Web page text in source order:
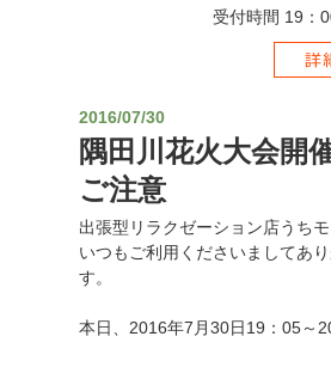
受付時間 19：00～
2016/07/30
隅田川花火大会開
ご注意
出張型リラクゼーション店うちモ
いつもご利用くださいましてあ
す。
本日、2016年7月30日19：05～